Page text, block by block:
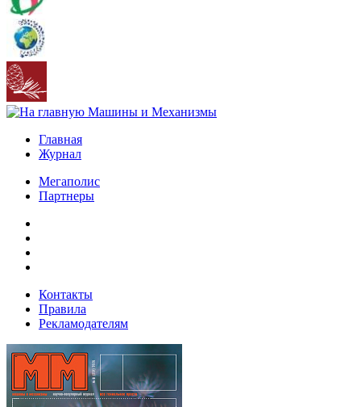
Главная
Журнал
Мегаполис
Партнеры
Контакты
Правила
Рекламодателям